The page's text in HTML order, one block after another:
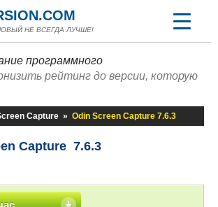
НЕ ВСЕГДА ЛУЧШЕ!
программного
рейтинг до версии, которую
Capture » Odin Screen Capture 7.6.3
Capture 7.6.3